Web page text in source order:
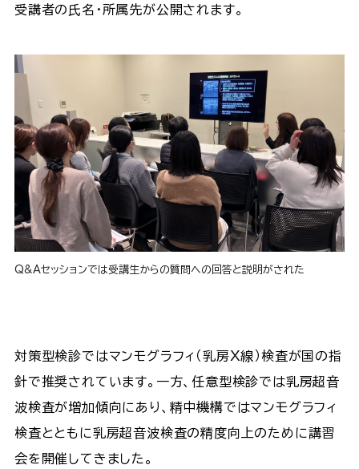
受講者の氏名・所属先が公開されます。
Q&Aセッションでは受講生からの質問への回答と説明がされた
対策型検診ではマンモグラフィ（乳房Ｘ線）検査が国の指
針で推奨されています。一方、任意型検診では乳房超音
波検査が増加傾向にあり、精中機構ではマンモグラフィ
検査とともに乳房超音波検査の精度向上のために講習
会を開催してきました。